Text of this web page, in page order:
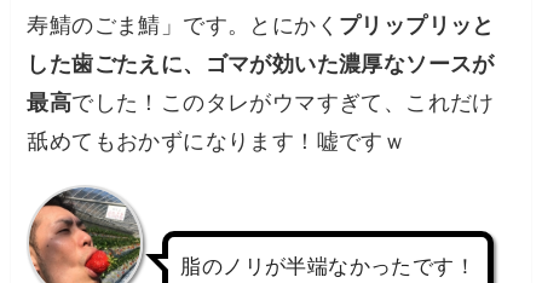
寿鯖のごま鯖」です。とにかく プリップリッと
した歯ごたえに、ゴマが効いた濃厚なソースが
最高でした！このタレがウマすぎて、これだけ
舐めてもおかずになります！嘘ですｗ
脂のノリが半端なかったです！